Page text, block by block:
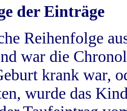
der Einträge
Reihenfolge
war die
krank war,
wurde das